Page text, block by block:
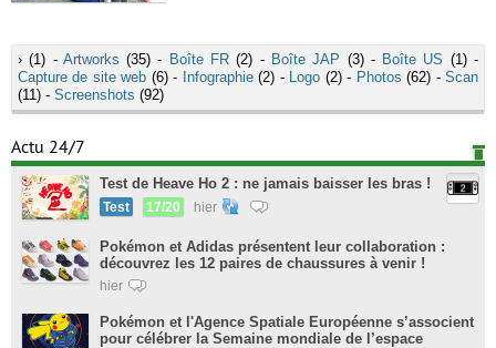
›(1) - Artworks (35) - Boîte FR (2) - Boîte JAP (3) - Boîte US (1) -
Capture de site web (6) - Infographie(2) - Logo (2) - Photos (62) -Scan
(11) - Screenshots (92)
Actu 24/7
Test de Heave Ho 2 : ne jamais baisser les bras !
Test 17/20 hier
Pokémon et Adidas présentent leur collaboration :
découvrez les 12 paires de chaussures à venir !
hier
Pokémon et l'Agence Spatiale Européenne s’associent
pour célébrer la Semaine mondiale de l’espace